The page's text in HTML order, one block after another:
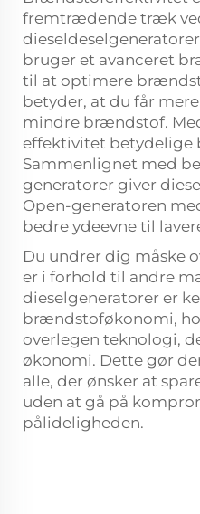
fremtrædende træk
bruger et avanceret
til at optimere
betyder, at du får
mindre brændstof.
effektivitet betydelige
Sammenlignet med
generatorer giver
Open-generatoren
bedre ydeevne til
Du undrer dig måske
er i forhold til andre
dieselgeneratorer er
brændstoføkonomi,
overlegen teknologi,
økonomi. Dette gør
alle, der ønsker at
uden at gå på
pålideligheden.